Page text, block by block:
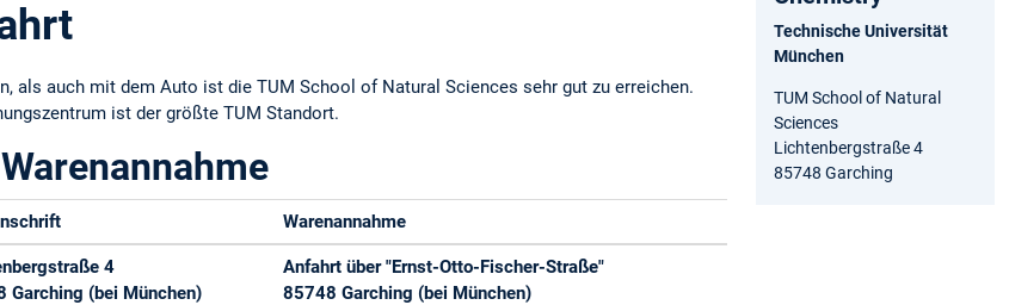
als auch mit dem Auto ist die TUM School of Natural Sciences sehr gut zu erreichen.
ist der größte TUM Standort.
Warenannahme
4
Garching (bei München)
Anfahrt über "Ernst-Otto-Fischer-Straße"
85748 Garching (bei München)
Technische Universität
München
TUM School of Natural
Sciences
Lichtenbergstraße 4
85748 Garching